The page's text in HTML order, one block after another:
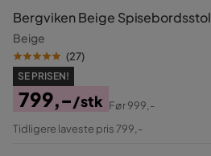
Bergviken Beige Spisebordsstol
Beige
(27)
SE PRISEN!
Pris
799,-/stk
Original
Før999,-
Tidligere laveste pris 799,-